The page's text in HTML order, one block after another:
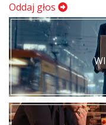
Oddaj głos